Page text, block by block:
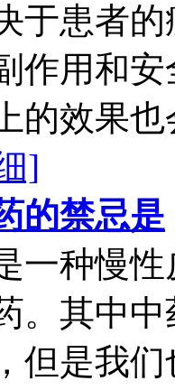
于患者
作用和
的效果
]
的禁忌是
一种慢
。其中
但是我